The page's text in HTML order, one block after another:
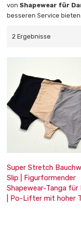
vonShapewear für
besseren Service bieten.
2 Ergebnisse
Super Stretch
Slip | Figurformender
Shapewear-Tanga für
| Po-Lifter mit hoher